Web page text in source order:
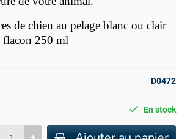
de chien au pelage blanc ou clair
flacon 250 ml
D0472
En stock